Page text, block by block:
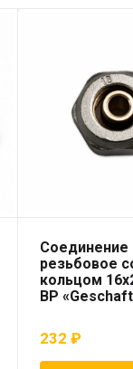
Соединение
резьбовое
кольцом
ВР
232₽